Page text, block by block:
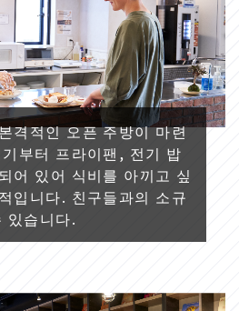
격적인 오픈 주방이 마련
부터 프라이팬, 전기 밥
어 있어 식비를 아끼고 싶
입니다. 친구들과의 소규
있습니다.